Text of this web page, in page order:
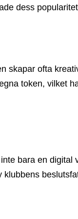
dess
skapar ofta
token, vilket
bara en digital